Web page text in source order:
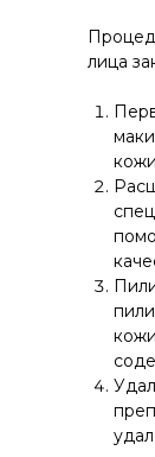
лица